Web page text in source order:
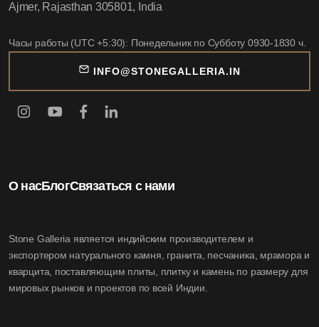
О насБлогСвязаться с нами
Stone Galleria является индийским производителем и
экспортером натурального камня, гранита, песчаника, мрамора и
кварцита, поставляющим плиты, плитку и камень по размеру для
мировых рынков и проектов по всей Индии.
Ajmer, Rajasthan 305801, India
Часы работы (UTC +5:30): Понедельник по Субботу 0930-1830 ч.
INFO@STONEGALLERIA.IN